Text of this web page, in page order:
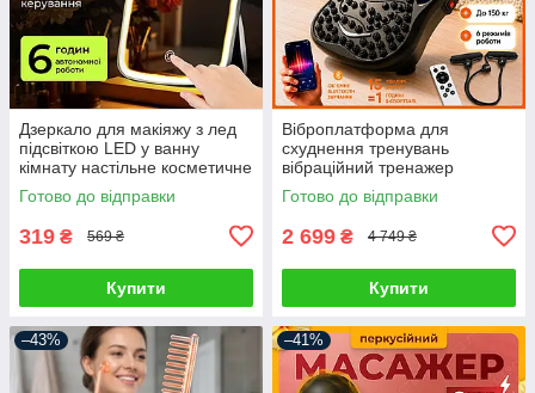
Дзеркало для макіяжу з лед
підсвіткою LED у ванну
кімнату настільне косметичне
сенсорне на USB
Готово до відправки
319 ₴ 569 ₴
Купити
Віброплатформа для
схуднення тренувань
вібраційний тренажер
атицелюлітний для фітнесу
схуднення та зміцнення
Готово до відправки
2 699 ₴ 4 749 ₴
Купити
–43% –41%